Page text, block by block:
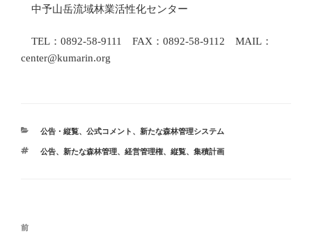
中予山岳流域林業活性化センター
TEL：0892-58-9111 FAX：0892-58-9112 MAIL：
center@kumarin.org
カ
ゴ
公告・縦覧、 公式コメント 、 新たな森林管理システム
タ
公告、 新たな森林管理、 経営管理権、 縦覧、 集積計画
投
前
前